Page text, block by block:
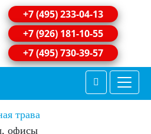
+7 (495) 233-04-13
+7 (926) 181-10-55
+7 (495) 730-39-57
трава
офисы